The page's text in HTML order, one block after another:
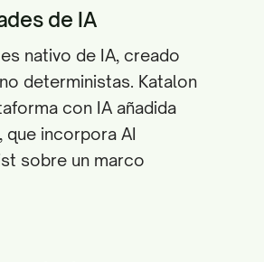
de IA
nativo de IA, creado
deterministas. Katalon
con IA añadida
que incorpora AI
sobre un marco